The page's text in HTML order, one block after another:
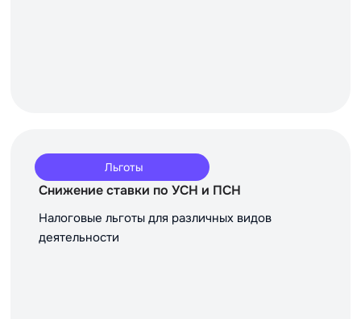
Льготы
Снижение ставки по УСН и ПСН
Налоговые льготы для различных видов
деятельности